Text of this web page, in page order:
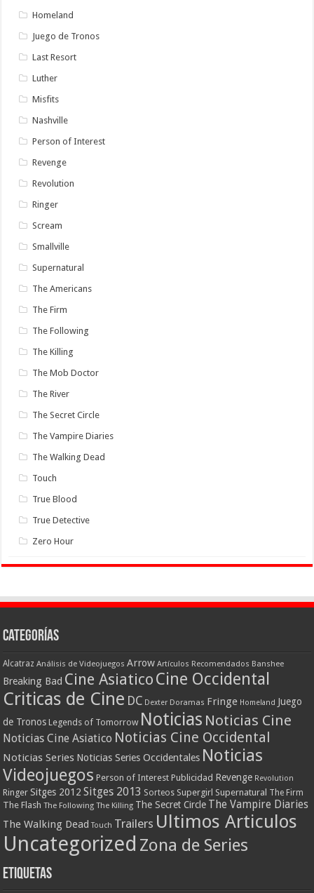
Homeland
Juego de Tronos
Last Resort
Luther
Misfits
Nashville
Person of Interest
Revenge
Revolution
Ringer
Scream
Smallville
Supernatural
The Americans
The Firm
The Following
The Killing
The Mob Doctor
The River
The Secret Circle
The Vampire Diaries
The Walking Dead
Touch
True Blood
True Detective
Zero Hour
Categorías
Alcatraz Análisis de Videojuegos Arrow Artículos Recomendados Banshee
Breaking Bad Cine AsiaticoCine Occidental
Criticas de Cine DC Dexter Doramas Fringe Homeland Juego
de Tronos Legends of Tomorrow Noticias Noticias Cine
Noticias Cine Asiatico Noticias Cine Occidental
Noticias Series Noticias Series Occidentales Noticias
Videojuegos Person of Interest Publicidad Revenge Revolution
Ringer Sitges 2012 Sitges 2013 Sorteos Supergirl Supernatural The Firm
The Flash The Following The Killing The Secret Circle The Vampire Diaries
The Walking Dead Touch Trailers Ultimos Articulos
Uncategorized Zona de Series
Etiquetas